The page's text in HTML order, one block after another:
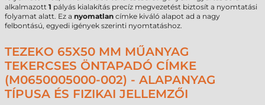
alkalmazott 1 pályás kialakítás precíz megvezetést biztosít a nyomtatási
folyamat alatt. Ez a nyomatlan címke kiváló alapot ad a nagy
felbontású, egyedi igények szerinti nyomtatáshoz.
TEZEKO 65X50 MM MŰANYAG
TEKERCSES ÖNTAPADÓ CÍMKE
(M0650005000-002) - ALAPANYAG
TÍPUSA ÉS FIZIKAI JELLEMZŐI